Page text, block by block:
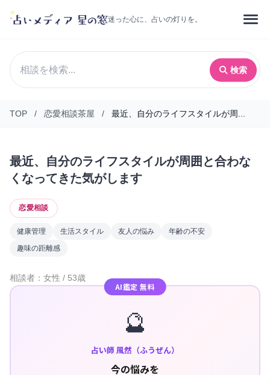
迷った心に、占いの灯りを。
検索
TOP / 恋愛相談茶屋 / 最近、自分のライフスタイルが周...
最近、自分のライフスタイルが周囲と合わな
くなってきた気がします
恋愛相談
健康管理 生活スタイル 友人の悩み
年齢の不安
趣味の距離感
相談者：女性 / 53歳
AI鑑定 無料
🔮
占い師 風然（ふうぜん）
今の悩みを